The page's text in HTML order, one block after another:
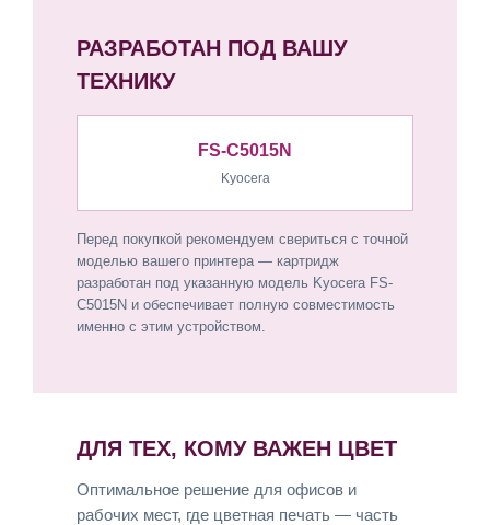
РАЗРАБОТАН ПОД ВАШУ
ТЕХНИКУ
FS-C5015N
Kyocera
Перед покупкой рекомендуем свериться с точной
моделью вашего принтера — картридж
разработан под указанную модель Kyocera FS-
C5015N и обеспечивает полную совместимость
именно с этим устройством.
ДЛЯ ТЕХ, КОМУ ВАЖЕН ЦВЕТ
Оптимальное решение для офисов и
рабочих мест, где цветная печать — часть